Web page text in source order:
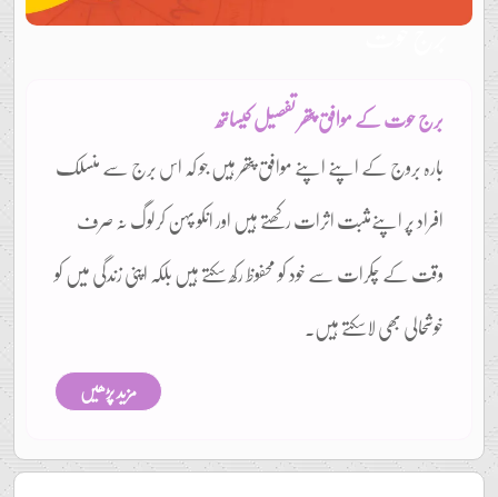
برج حوت
برج حوت کے موافق پتھر تفصیل کیساتھ
بارہ بروج کے اپنے اپنے موافق پتھر ہیں جو کہ اس برج سے منسلک
افراد پر اپنےمثبت اثرات رکھتے ہیں اور انکو پہن کرلوگ نہ صرف
وقت کے چکرات سے خود کو محفوظ رکھ سکتے ہیں بلکہ اپنی زندگی میں کو
خوشحالی بھی لاسکتے ہیں۔
مزید پڑھیں